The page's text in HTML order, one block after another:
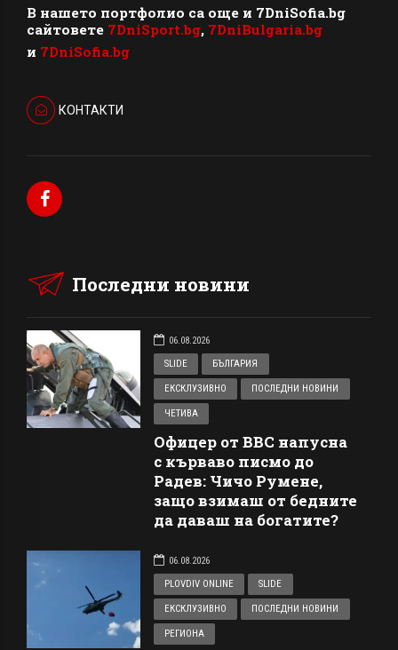
В нашето портфолио са още и 7DniSofia.bg
сайтовете 7DniSport.bg, 7DniBulgaria.bg
и 7DniSofia.bg
КОНТАКТИ
Последни новини
06.08.2026
SLIDE
БЪЛГАРИЯ
ЕКСКЛУЗИВНО ПОСЛЕДНИ НОВИНИ
ЧЕТИВА
Офицер от ВВС напусна
с кърваво писмо до
Радев: Чичо Румене,
защо взимаш от бедните
да даваш на богатите?
06.08.2026
PLOVDIV ONLINE
SLIDE
ЕКСКЛУЗИВНО ПОСЛЕДНИ НОВИНИ
РЕГИОНА